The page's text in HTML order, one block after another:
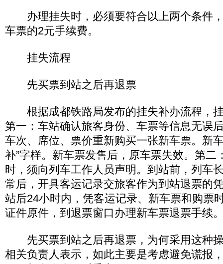
办理挂失时，必须要符合以上两个条件
车票的2元手续费。
挂失流程
先买票到站之后再退票
根据成都铁路局发布的挂失补办流程，
第一：车站确认旅客身份、车票等信息无误
车次、席位、票价重新购买一张新车票。新
补”字样。新车票发售后，原车票失效。第二
时，须向列车工作人员声明。到站前，列车
常后，开具客运记录交旅客作为到站退票的
站后24小时内，凭客运记录、新车票和购票
证件原件，到退票窗口办理新车票退票手续
先买票到站之后再退票，为何采用这种
相关负责人表示，如此主要是考虑避免谎报